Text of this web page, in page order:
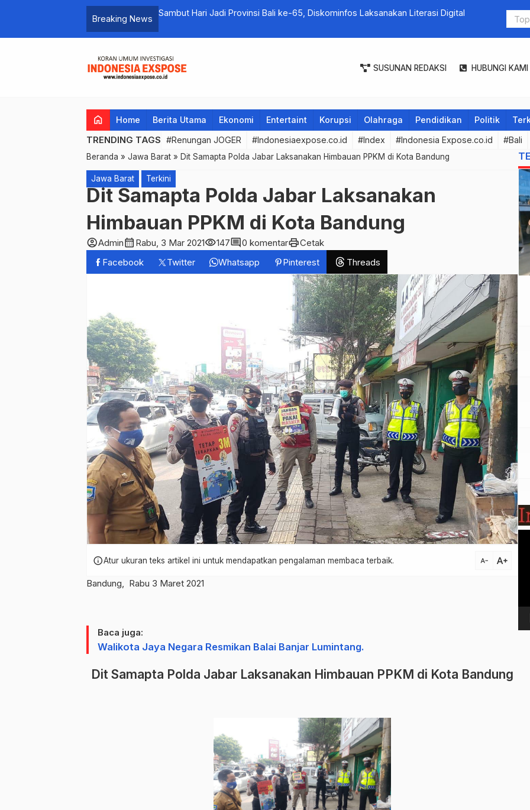
Breaking News
Sambut Hari Jadi Provinsi Bali ke-65, Diskominfos Laksanakan Literasi Digital
SUSUNAN REDAKSI HUBUNGI KAMI
home Home Berita Utama Ekonomi Entertaint Korupsi Olahraga Pendidikan Politik
TRENDING TAGS #Renungan JOGER #Indonesiaexpose.co.id #Index #Indonesia Expose.co.id #Bali
Beranda » Jawa Barat » Dit Samapta Polda Jabar Laksanakan Himbauan PPKM di Kota Bandung
Jawa Barat Terkini
Dit Samapta Polda Jabar Laksanakan
Himbauan PPKM di Kota Bandung
account_circleAdmincalendar_month Rabu, 3 Mar 2021visibility147comment0 komentarprintCetak
Facebook
Twitter Whatsapp Pinterest Threads
infoAtur ukuran teks artikel ini untuk mendapatkan pengalaman membaca terbaik. text_decrease text_increase
Bandung, Rabu 3 Maret 2021
Baca juga:
Walikota Jaya Negara Resmikan Balai Banjar Lumintang.
Dit Samapta Polda Jabar Laksanakan Himbauan PPKM di Kota Bandung